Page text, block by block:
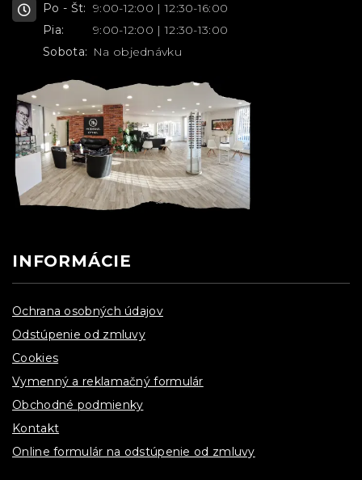
Po - Št: 9:00-12:00 | 12:30-16:00
Pia:
9:00-12:00 | 12:30-13:00
Sobota: Na objednávku
INFORMÁCIE
Ochrana osobných údajov
Odstúpenie od zmluvy
Cookies
Vymenný a reklamačný formulár
Obchodné podmienky
Kontakt
Online formulár na odstúpenie od zmluvy